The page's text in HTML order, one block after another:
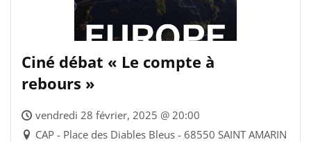
Ciné débat « Le compte à
rebours »
vendredi 28 février, 2025 @ 20:00
CAP - Place des Diables Bleus - 68550 SAINT AMARIN